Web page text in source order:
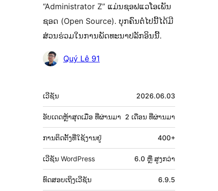
“Administrator Z” ແມ່ນຊອຟແວໂອເພັນ
ຊອດ (Open Source). ບຸກຄົນຕໍ່ໄປນີ້ໄດ້ມີ
ສ່ວນຮ່ວມໃນການພັດທະນາປລັກອິນນີ້.
ຜູ້
Quý Lê 91
ຂໍ້ມູນ
ກຳກັບ
(Meta)
ເວີຊັນ 2026.06.03
ອັບເດດຫຼ້າສຸດເມື່ອ 2 ເດືອນ ທີ່ຜ່ານມາ
ທີ່ຜ່ານມາ
ການຕິດຕັ້ງທີ່ໃຊ້ງານຢູ່ 400+
ເວີຊັນ WordPress 6.0 ຫຼື ສູງກວ່າ
ທົດສອບເຖິງເວີຊັນ 6.9.5